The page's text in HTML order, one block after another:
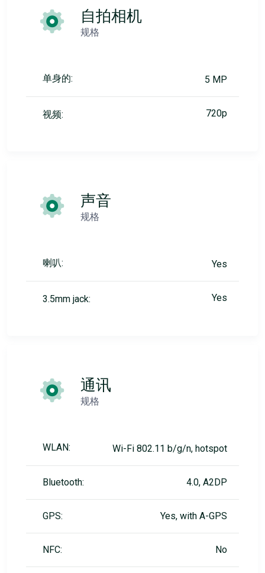
自拍相机
规格
单身的: 5 MP
视频: 720p
声音
规格
喇叭: Yes
3.5mm jack: Yes
通讯
规格
WLAN: Wi-Fi 802.11 b/g/n, hotspot
Bluetooth: 4.0, A2DP
GPS: Yes, with A-GPS
NFC: No